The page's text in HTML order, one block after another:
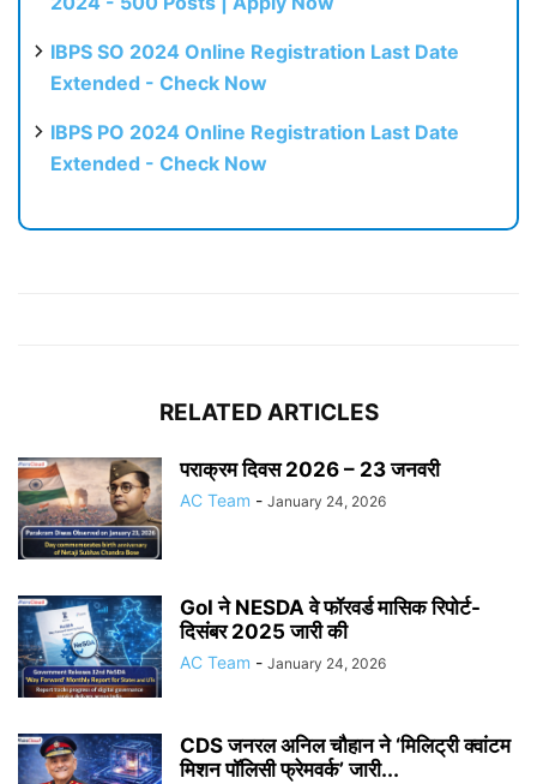
IBPS SO 2024 Online Registration Last Date
Extended - Check Now
IBPS PO 2024 Online Registration Last Date
Extended - Check Now
RELATED ARTICLES
पराक्रम दिवस 2026 – 23 जनवरी
AC Team - January 24, 2026
GoI ने NESDA वे फॉरवर्ड मासिक रिपोर्ट-
दिसंबर 2025 जारी की
AC Team - January 24, 2026
CDS जनरल अनिल चौहान ने ‘मिलिट्री क्वांटम
मिशन पॉलिसी फ्रेमवर्क’ जारी...